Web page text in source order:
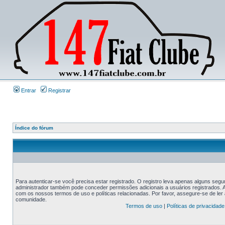
Entrar Registrar
Índice do fórum
Para autenticar-se você precisa estar registrado. O registro leva apenas alguns
administrador também pode conceder permissões adicionais a usuários registrados.
com os nossos termos de uso e políticas relacionadas. Por favor, assegure-se de
comunidade.
Termos de uso | Políticas de privacidade